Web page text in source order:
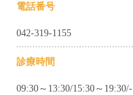
電話番号
042-319-1155
診療時間
09:30～13:30/15:30～19:30/-